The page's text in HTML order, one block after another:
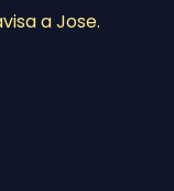
a Jose.